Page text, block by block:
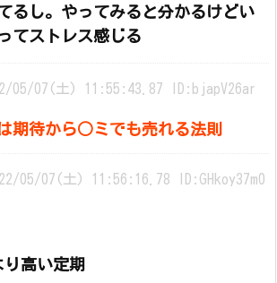
るし。やってみると分かるけどい
てストレス感じる
05/07(土) 11:55:43.87 ID:bjapV26ar
期待から○ミでも売れる法則
05/07(土) 11:56:16.78 ID:GHkoy37m0
高い定期